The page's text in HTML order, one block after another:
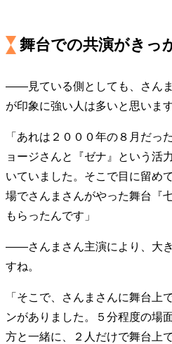
トップが描く未来
マインドセット
重圧との向き合い方 一流の
忘れられない言葉
10代・20
40代からの景色
病が教えてくれたこと
移住
70代のグランドデザイン
舞台での共演がきっ
――見ている側としても、さん
が印象に強い人は多いと思います
「あれは２０００年の８月だっ
ョージさんと『ゼナ』という活
いていました。そこで目に留め
場でさんまさんがやった舞台『
もらったんです」
――さんまさん主演により、大
すね。
「そこで、さんまさんに舞台上
ンがありました。５分程度の場
方と一緒に、２人だけで舞台上